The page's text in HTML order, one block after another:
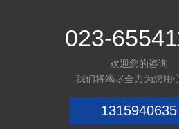
023-
欢迎您的咨询
我们将竭尽全力为您用
1315940635